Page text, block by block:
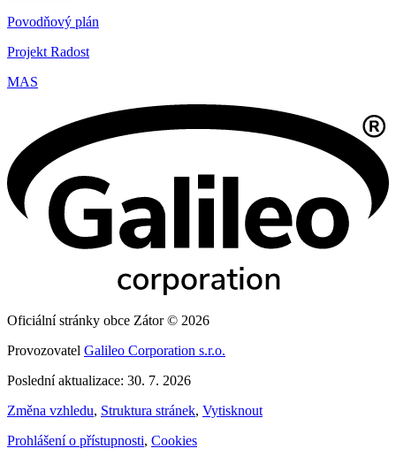
Povodňový plán
Projekt Radost
MAS
Oficiální stránky obce Zátor © 2026
Provozovatel Galileo Corporation s.r.o.
Poslední aktualizace: 30. 7. 2026
Změna vzhledu, Struktura stránek, Vytisknout
Prohlášení o přístupnosti, Cookies